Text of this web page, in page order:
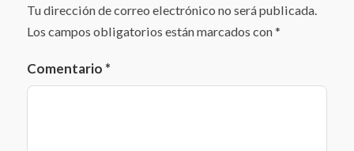
Tu dirección de correo electrónico no será publicada.
Los campos obligatorios están marcados con*
Comentario *